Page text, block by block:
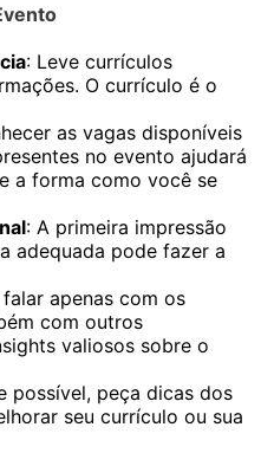
: Leve currículos
O currículo é o
as vagas disponíveis
no evento ajudará
a forma como você se
: A primeira impressão
adequada pode fazer a
apenas com os
com outros
valiosos sobre o
possível, peça dicas dos
seu currículo ou sua